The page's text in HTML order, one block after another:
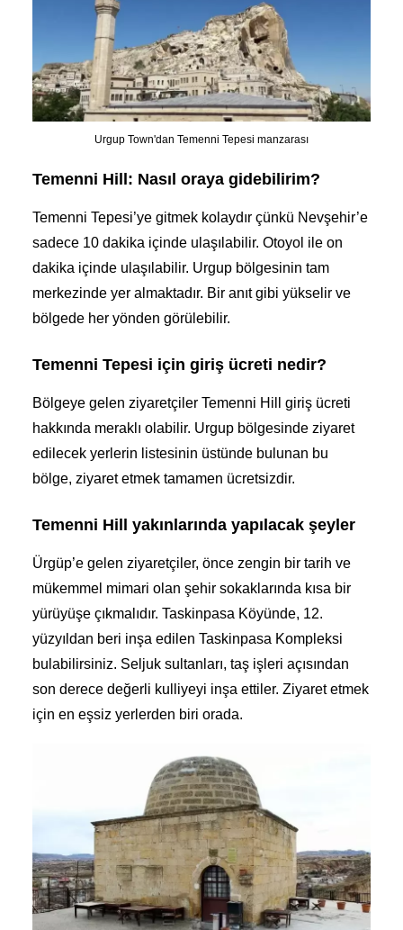
Urgup Town'dan Temenni Tepesi manzarası
Temenni Hill: Nasıl oraya gidebilirim?
Temenni Tepesi’ye gitmek kolaydır çünkü Nevşehir’e
sadece 10 dakika içinde ulaşılabilir. Otoyol ile on
dakika içinde ulaşılabilir. Urgup bölgesinin tam
merkezinde yer almaktadır. Bir anıt gibi yükselir ve
bölgede her yönden görülebilir.
Temenni Tepesi için giriş ücreti nedir?
Bölgeye gelen ziyaretçiler Temenni Hill giriş ücreti
hakkında meraklı olabilir. Urgup bölgesinde ziyaret
edilecek yerlerin listesinin üstünde bulunan bu
bölge, ziyaret etmek tamamen ücretsizdir.
Temenni Hill yakınlarında yapılacak şeyler
Ürgüp’e gelen ziyaretçiler, önce zengin bir tarih ve
mükemmel mimari olan şehir sokaklarında kısa bir
yürüyüşe çıkmalıdır. Taskinpasa Köyünde, 12.
yüzyıldan beri inşa edilen Taskinpasa Kompleksi
bulabilirsiniz. Seljuk sultanları, taş işleri açısından
son derece değerli kulliyeyi inşa ettiler. Ziyaret etmek
için en eşsiz yerlerden biri orada.